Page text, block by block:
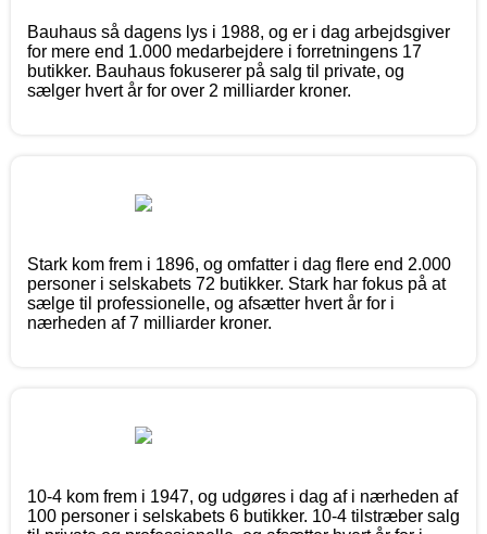
Bauhaus så dagens lys i 1988, og er i dag arbejdsgiver
for mere end 1.000 medarbejdere i forretningens 17
butikker. Bauhaus fokuserer på salg til private, og
sælger hvert år for over 2 milliarder kroner.
Stark kom frem i 1896, og omfatter i dag flere end 2.000
personer i selskabets 72 butikker. Stark har fokus på at
sælge til professionelle, og afsætter hvert år for i
nærheden af 7 milliarder kroner.
10-4 kom frem i 1947, og udgøres i dag af i nærheden af
100 personer i selskabets 6 butikker. 10-4 tilstræber salg